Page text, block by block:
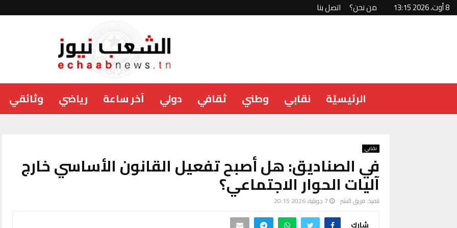
8 أوت، 2026 13:15 من نحن؟ اتصل بنا
الرئيسيّة نقابي وطني ثقافي دولي آخر ساعة رياضي وثائقي
نقابي
في الصناديق: هل أصبح تفعيل القانون الأساسي خارج
آليات الحوار الاجتماعي؟
تنفيذ: فريق النشر 7 جويلية، 2026 20:15
شارك